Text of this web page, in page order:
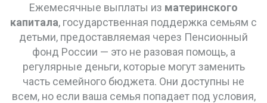
Ежемесячные выплаты из материнского
капитала, государственная поддержка семьям с
детьми, предоставляемая через Пенсионный
фонд России — это не разовая помощь, а
регулярные деньги, которые могут заменить
часть семейного бюджета. Они доступны не
всем, но если ваша семья попадает под условия,